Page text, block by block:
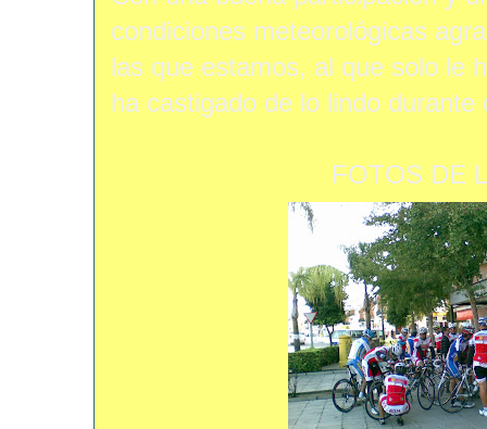
condiciones meteorológicas
las que estamos, al que solo le
ha castigado de lo lindo
FOTOS DE